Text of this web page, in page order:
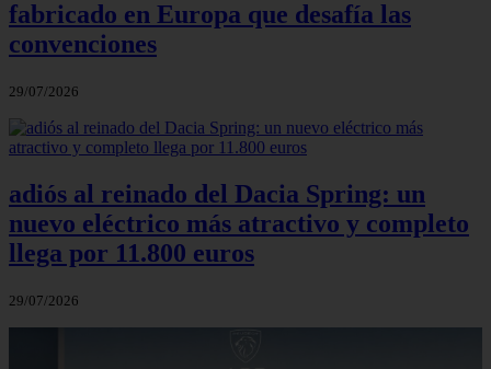
fabricado en Europa que desafía las
convenciones
29/07/2026
adiós al reinado del Dacia Spring: un
nuevo eléctrico más atractivo y completo
llega por 11.800 euros
29/07/2026